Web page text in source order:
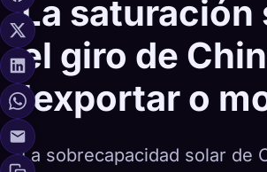
La saturación
el giro de
'exportar o
La sobrecapacidad solar de